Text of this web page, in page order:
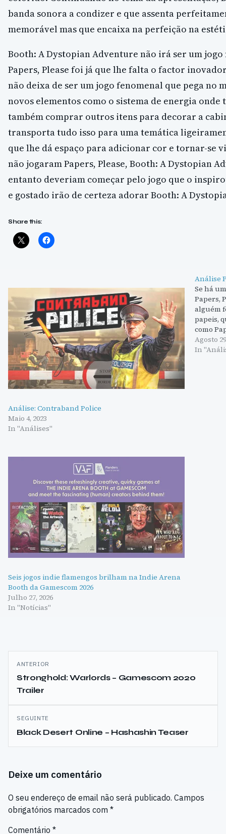
banda sonora a condizer e que assenta
memorável mas que encaixa na perfeição na
Booth: A Dystopian Adventure não irá ser um
Papers, Please foi já que lhe falta o factor
não deixa de ser um jogo fenomenal que pega
novos elementos como o sistema de energia
também comprar outros itens para decorar a
transporta tudo isso para uma temática
que lhe dá espaço para adicionar cor e tornar-se
não jogaram Papers, Please, Booth: A Dystopian
entanto deveriam começar pelo jogo que o
e gostado irão de certeza adorar Booth: A
Share this:
Análise: Contraband Police
Maio 4, 2023
In "Análises"
Análise
Se há
Papers,
alguém
papeis,
como
Agosto
In
Seis jogos indie flamengos brilham na Indie Arena
Booth da Gamescom 2026
Julho 27, 2026
In "Notícias"
Navegação
de
artigos
ANTERIOR
Stronghold: Warlords – Gamescom 2020
Trailer
SEGUINTE
Black Desert Online – Hashashin Teaser
Deixe um comentário
O seu endereço de email não será publicado. Campos
obrigatórios marcados com *
Comentário *